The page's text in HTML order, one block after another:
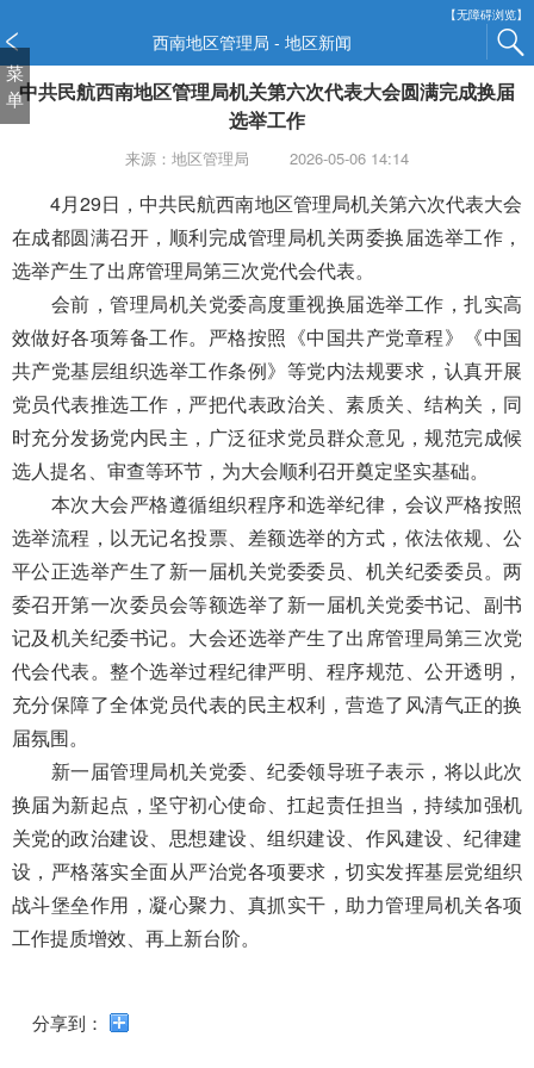
【无障碍浏览】
西南地区管理局 - 地区新闻
菜
单中共民航西南地区管理局机关第六次代表大会圆满完成换届
选举工作
来源：地区管理局 2026-05-06 14:14
4月29日， 中共民航西南地区管理局机关第六次代表大会
在成都圆满召开，顺利完成管理局机关两委换届选举工作，
选举产生了出席管理局第三次党代会代表。
会前，管理局机关党委高度重视换届选举工作，扎实高
效做好各项筹备工作。严格按照《中国共产党章程》《中国
共产党基层组织选举工作条例》等党内法规要求，认真开展
党员代表推选工作，严把代表政治关、素质关、结构关，同
时充分发扬党内民主，广泛征求党员群众意见，规范完成候
选人提名、 审查等环节，为大会顺利召开奠定坚实基础。
本次大会严格遵循组织程序和选举纪律，会议严格按照
选举流程，以无记名投票、差额选举的方式，依法依规、公
平公正选举产生了新一届机关党委委员、机关纪委委员。两
委召开第一次委员会等额选举了新一届机关党委书记、副书
记及机关纪委书记。大会还选举产生了出席管理局第三次党
代会代表。整个选举过程纪律严明、程序规范、公开透明，
充分保障了全体党员代表的民主权利，营造了风清气正的换
届氛围。
新一届管理局机关党委、纪委领导班子表示，将以此次
换届为新起点，坚守初心使命、扛起责任担当，持续加强机
关党的政治建设、思想建设、组织建设、作风建设、纪律建
设，严格落实全面从严治党各项要求，切实发挥基层党组织
战斗堡垒作用，凝心聚力、真抓实干，助力管理局机关各项
工作提质增效、再上新台阶。
分享到：
窗
口
打
明
页
按
Alt
加
波
浪
键
打
导
盲
式